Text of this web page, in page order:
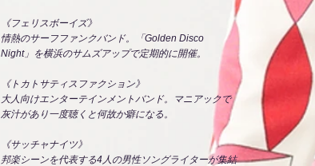
《フェリスボーイズ》
情熱のサーフファンクバンド。「Golden Disco
Night」を横浜のサムズアップで定期的に開催。
《トカトサティスファクション》
大人向けエンターテインメントバンド。マニアックで
灰汁があり一度聴くと何故か癖になる。
《サッチャナイツ》
邦楽シーンを代表する4人の男性ソングライターが集結